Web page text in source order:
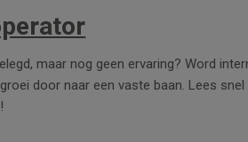
maar nog geen ervaring? Word
door naar een vaste baan. Lees snel